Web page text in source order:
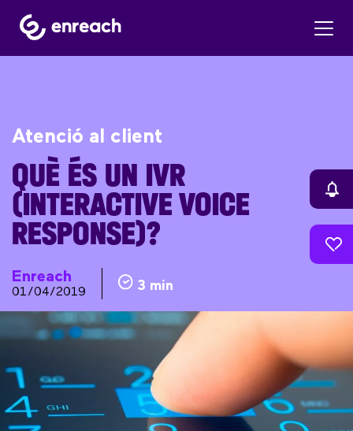
Atenció al client
QUÈ ÉS UN IVR
(INTERACTIVE VOICE
RESPONSE)?
Enreach
01/04/2019 3 min